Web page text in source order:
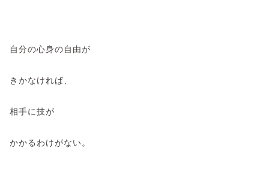
自分の心身の自由が
きかなければ、
相手に技が
かかるわけがない。